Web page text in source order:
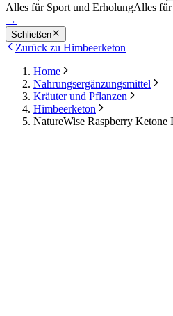
Alles für Sport und ErholungAlles
→
Schließen
Zurück zu Himbeerketon
Home
Nahrungsergänzungsmittel
Kräuter und Pflanzen
Himbeerketon
NatureWise Raspberry Ketone